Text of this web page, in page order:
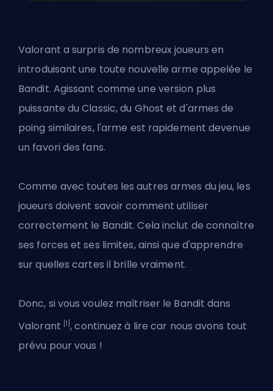
Valorant a surpris de nombreux joueurs en
introduisant une toute nouvelle arme appelée le
Bandit. Agissant comme une version plus
puissante du Classic, du Ghost et d'armes de
poing similaires, l'arme est rapidement devenue
un favori des fans.
Comme avec toutes les autres armes du jeu, les
joueurs doivent savoir comment utiliser
correctement le Bandit. Cela inclut de connaître
ses forces et ses limites, ainsi que d'apprendre
sur quelles cartes il brille vraiment.
Donc, si vous voulez maîtriser le Bandit dans
Valorant [1] , continuez à lire car nous avons tout
prévu pour vous !